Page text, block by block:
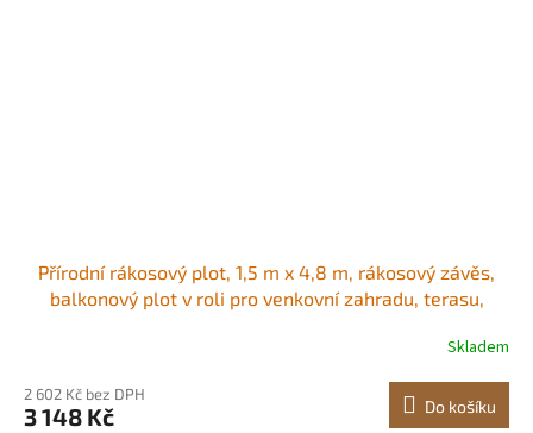
Přírodní rákosový plot, 1,5 m x 4,8 m, rákosový závěs,
balkonový plot v roli pro venkovní zahradu, terasu,
Skladem
2 602 Kč bez DPH
3 148 Kč Do košíku